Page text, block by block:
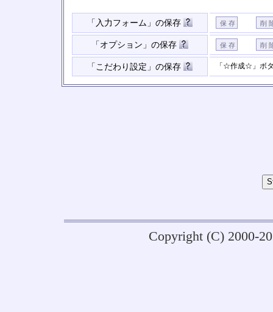
「入力フォーム」の保存
「オプション」の保存
「こだわり設定」の保存 「☆作成☆」ボ
Copyright (C) 2000-